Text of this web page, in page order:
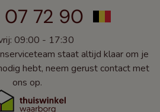
72 90
09:00 - 17:30
staat altijd klaar om je
hebt, neem gerust contact met
ons op.